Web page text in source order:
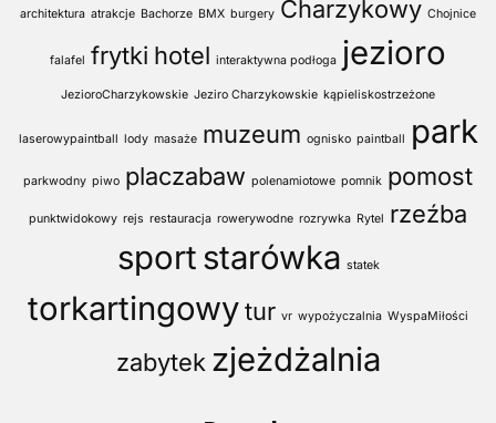
architektura atrakcje Bachorze BMX burgery Charzykowy Chojnice
falafel frytki hotel interaktywna podłoga jezioro
JezioroCharzykowskie Jeziro Charzykowskie kąpieliskostrzeżone
laserowypaintball lody masaże muzeum ognisko paintball park
parkwodny piwo placzabaw polenamiotowe pomnik pomost
punktwidokowy rejs restauracja rowerywodne rozrywka Rytel rzeźba
sport starówka statek
torkartingowytur vr wypożyczalnia WyspaMiłości
zabytek zjeżdżalnia